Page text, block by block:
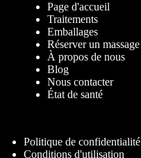
Page d'accueil
Traitements
Emballages
Réserver un massage
À propos de nous
Blog
Nous contacter
État de santé
Politique de confidentialité
Conditions d'utilisation